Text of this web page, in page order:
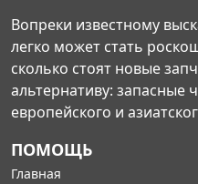
Вопреки известному
легко может стать
сколько стоят новые
альтернативу: запасные
европейского и
ПОМОЩЬ
Главная